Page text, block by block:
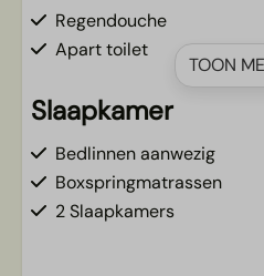
Regendouche
Apart toilet
Slaapkamer
Bedlinnen aanwezig
Boxspringmatrassen
2 Slaapkamers
TOON